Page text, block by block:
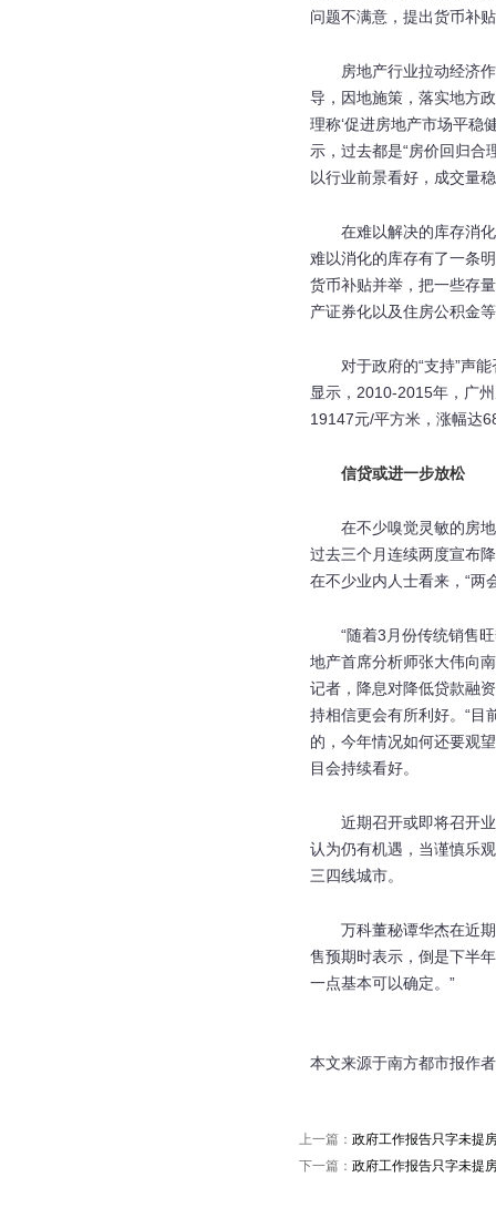
问题不满意，提出货币补
房地产行业拉动经济
导，因地施策，落实地方
理称‘促进房地产市场平稳
示，过去都是“房价回归合
以行业前景看好，成交量
在难以解决的库存消
难以消化的库存有了一条
货币补贴并举，把一些存
产证券化以及住房公积金
对于政府的“支持”声
显示，2010-2015年，广
19147元/平方米，涨幅达
信贷或进一步放松
在不少嗅觉灵敏的房
过去三个月连续两度宣布
在不少业内人士看来，“两
“随着3月份传统销售
地产首席分析师张大伟向
记者，降息对降低贷款融
持相信更会有所利好。“目
的，今年情况如何还要观
目会持续看好。
近期召开或即将召开
认为仍有机遇，当谨慎乐
三四线城市。
万科董秘谭华杰在近
售预期时表示，倒是下半
一点基本可以确定。”
本文来源于南方都市报作
上一篇： 政府工作报告只字未提
下一篇： 政府工作报告只字未提